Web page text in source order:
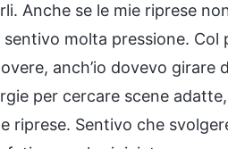
Anche se le mie riprese
molta pressione. Col
anch’io dovevo girare
per cercare scene
riprese. Sentivo che